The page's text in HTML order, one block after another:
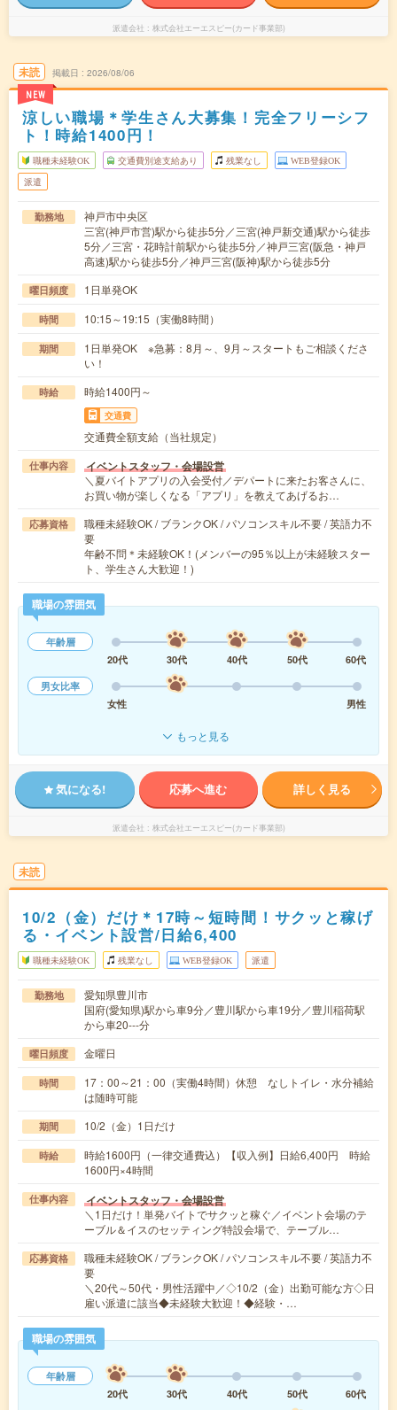
派遣会社 株式会社エーエスピー(カード事業部)
未読
NEW
掲載日 2026/08/06
涼しい職場＊学生さん大募集！完全フリーシフ
ト！時給1400円！
職種未経験OK 交通費別途支給あり 残業なし WEB登録OK
派遣
勤務地
神戸市中央区
三宮(神戸市営)駅から徒歩5分／三宮(神戸新交通)駅から徒歩
5分／三宮・花時計前駅から徒歩5分／神戸三宮(阪急・神戸
高速)駅から徒歩5分／神戸三宮(阪神)駅から徒歩5分
曜日頻度 1日単発OK
時間 10:15～19:15（実働8時間）
期間
1日単発OK ※急募：8月～、9月～スタートもご相談くださ
い！
時給 時給1400円～
交通費
交通費全額支給（当社規定）
仕事内容 イベントスタッフ・会場設営
＼夏バイトアプリの入会受付／デパートに来たお客さんに、
お買い物が楽しくなる「アプリ」を教えてあげるお…
応募資格
職種未経験OK / ブランクOK / パソコンスキル不要 / 英語力不
要
年齢不問＊未経験OK！(メンバーの95％以上が未経験スター
ト、学生さん大歓迎！)
職場の雰囲気
年齢層
20代
30代 40代 50代
60代
男女比率
女性
男性
もっと見る
気になる! 応募へ進む 詳しく見る
派遣会社 株式会社エーエスピー(カード事業部)
未読
10/2（金）だけ＊17時～短時間！サクッと稼げ
る・イベント設営/日給6,400
職種未経験OK 残業なし WEB登録OK 派遣
勤務地
愛知県豊川市
国府(愛知県)駅から車9分／豊川駅から車19分／豊川稲荷駅
から車20---分
曜日頻度 金曜日
時間
17：00～21：00（実働4時間）休憩 なしトイレ・水分補給
は随時可能
期間 10/2（金）1日だけ
時給
時給1600円（一律交通費込）【収入例】日給6,400円 時給
1600円×4時間
仕事内容 イベントスタッフ・会場設営
＼1日だけ！単発バイトでサクッと稼ぐ／イベント会場のテ
ーブル＆イスのセッティング特設会場で、テーブル…
応募資格
職種未経験OK / ブランクOK / パソコンスキル不要 / 英語力不
要
＼20代～50代・男性活躍中／◇10/2（金）出勤可能な方◇日
雇い派遣に該当◆未経験大歓迎！◆経験・…
職場の雰囲気
年齢層
20代
30代 40代 50代
60代